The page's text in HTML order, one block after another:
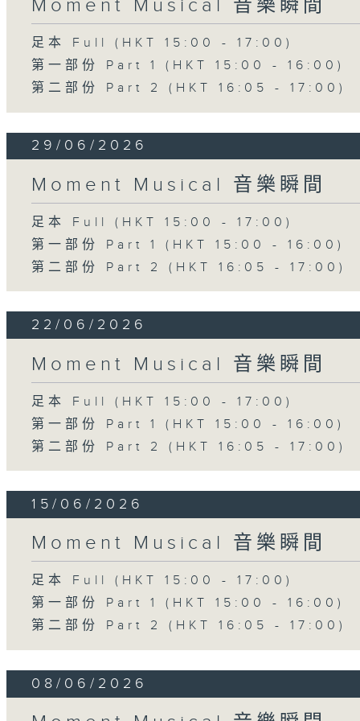
Moment Musical 音樂瞬間
足本 Full (HKT 15:00 - 17:00)
第一部份 Part 1 (HKT 15:00 - 16:00)
第二部份 Part 2 (HKT 16:05 - 17:00)
29/06/2026
Moment Musical 音樂瞬間
足本 Full (HKT 15:00 - 17:00)
第一部份 Part 1 (HKT 15:00 - 16:00)
第二部份 Part 2 (HKT 16:05 - 17:00)
22/06/2026
Moment Musical 音樂瞬間
足本 Full (HKT 15:00 - 17:00)
第一部份 Part 1 (HKT 15:00 - 16:00)
第二部份 Part 2 (HKT 16:05 - 17:00)
15/06/2026
Moment Musical 音樂瞬間
足本 Full (HKT 15:00 - 17:00)
第一部份 Part 1 (HKT 15:00 - 16:00)
第二部份 Part 2 (HKT 16:05 - 17:00)
08/06/2026